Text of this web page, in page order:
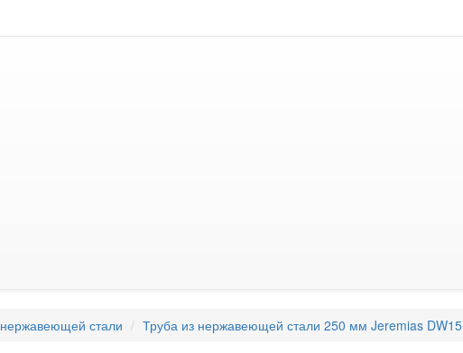
стали Труба из нержавеющей стали 250 мм Jeremias DW15